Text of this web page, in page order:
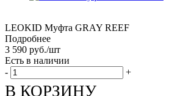
LEOKID Муфта GRAY REEF
Подробнее
3 590 руб./шт
Есть в наличии
-
+
В КОРЗИНУ